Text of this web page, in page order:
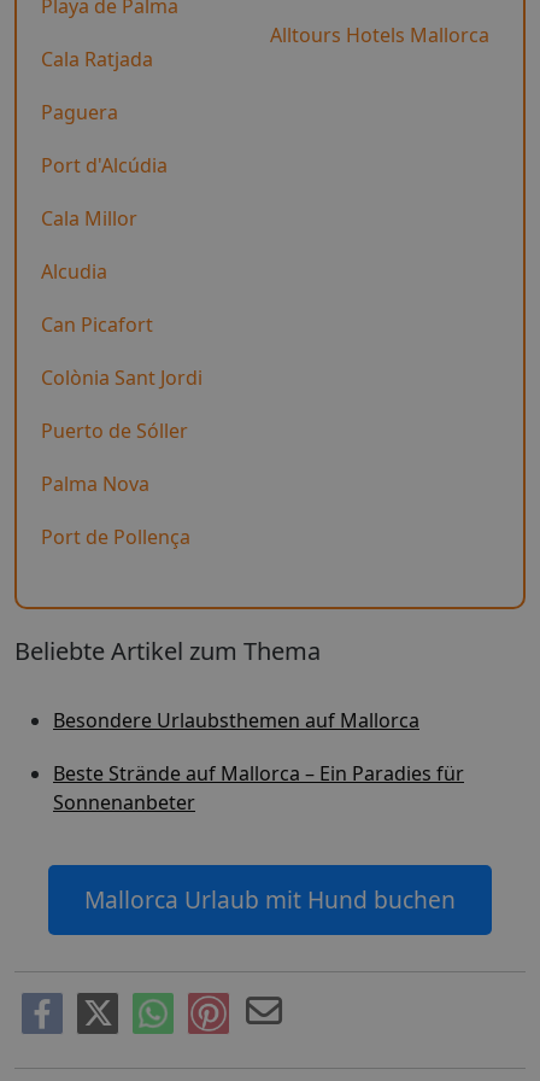
Playa de Palma
Cala Ratjada
Paguera
Port d'Alcúdia
Cala Millor
Alcudia
Can Picafort
Colònia Sant Jordi
Puerto de Sóller
Palma Nova
Port de Pollença
Alltours Hotels Mallorca
Beliebte Artikel zum Thema
Besondere Urlaubsthemen auf Mallorca
Beste Strände auf Mallorca – Ein Paradies für
Sonnenanbeter
Mallorca Urlaub mit Hund buchen